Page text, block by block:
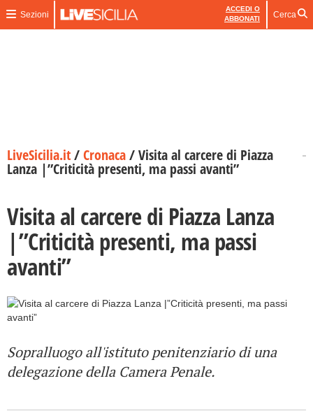
Sezioni
ACCEDI O
ABBONATI
Cerca
LiveSicilia.it/Cronaca/Visita al carcere di Piazza
Lanza |”Criticità presenti, ma passi avanti”
Visita al carcere di Piazza Lanza
|”Criticità presenti, ma passi
avanti”
Sopralluogo all'istituto penitenziario di una
delegazione della Camera Penale.